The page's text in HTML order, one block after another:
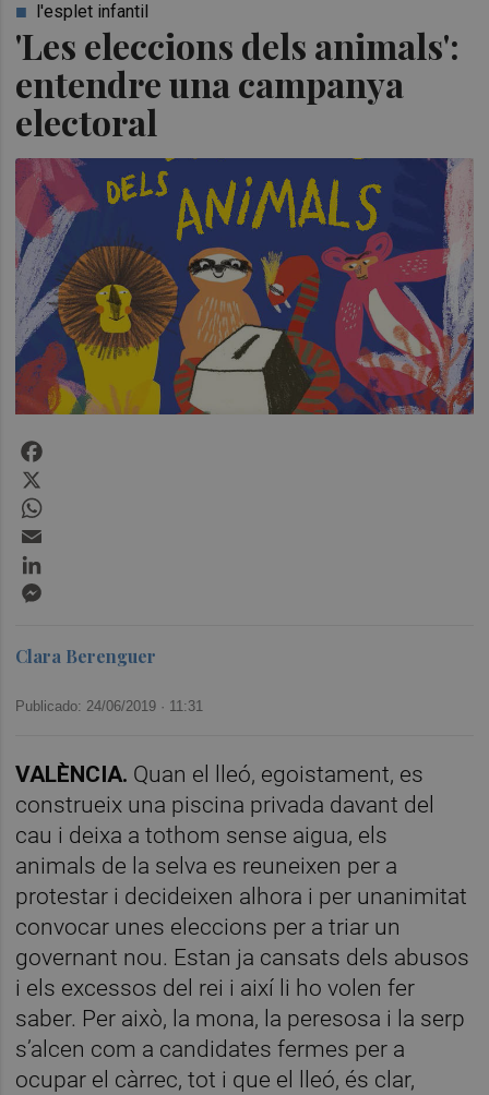
'Les eleccions dels animals':
entendre una campanya
electoral
l'esplet infantil
Clara Berenguer
Publicado: 24/06/2019 · 11:31
VALÈNCIA. Quan el lleó, egoistament, es
construeix una piscina privada davant del
cau i deixa a tothom sense aigua, els
animals de la selva es reuneixen per a
protestar i decideixen alhora i per unanimitat
convocar unes eleccions per a triar un
governant nou. Estan ja cansats dels abusos
i els excessos del rei i així li ho volen fer
saber. Per això, la mona, la peresosa i la serp
s’alcen com a candidates fermes per a
ocupar el càrrec, tot i que el lleó, és clar,